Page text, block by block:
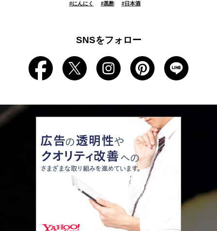
#にんにく #黒酢 # 日本酒
SNSをフォロー